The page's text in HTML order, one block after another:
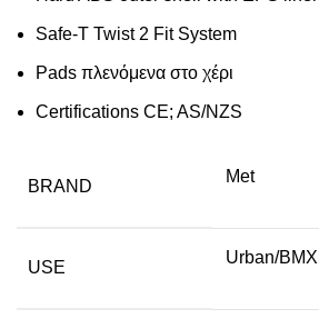
Safe-T Twist 2 Fit System
Pads πλενόμενα στο χέρι
Certifications CE; AS/NZS
BRAND
Met
USE
Urban/BMX